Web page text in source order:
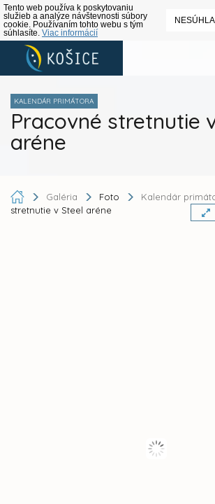
Tento web používa k poskytovaniu
služieb a analýze návštevnosti súbory
cookie. Používaním tohto webu s tým
súhlasíte. Viac informácií
KALENDÁR PRIMÁTORA
Pracovné stretnutie
aréne
Galéria Foto Kalendár
stretnutie v Steel aréne